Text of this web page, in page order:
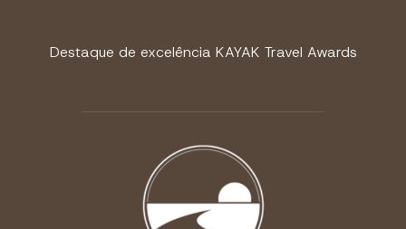
Destaque de excelência KAYAK Travel Awards